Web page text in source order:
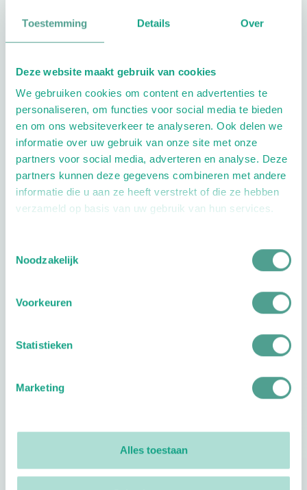
Toestemming Details Over
Deze website maakt gebruik van cookies
We gebruiken cookies om content en advertenties te
personaliseren, om functies voor social media te bieden
en om ons websiteverkeer te analyseren. Ook delen we
informatie over uw gebruik van onze site met onze
partners voor social media, adverteren en analyse. Deze
partners kunnen deze gegevens combineren met andere
informatie die u aan ze heeft verstrekt of die ze hebben
verzameld op basis van uw gebruik van hun services.
Noodzakelijk
Voorkeuren
Statistieken
Marketing
Alles toestaan
Aandachtsgebieden
Diabetes Reuma
Wellness
Kinderen
Extra opties
Openingstijden
Footer
Volg ProVoet